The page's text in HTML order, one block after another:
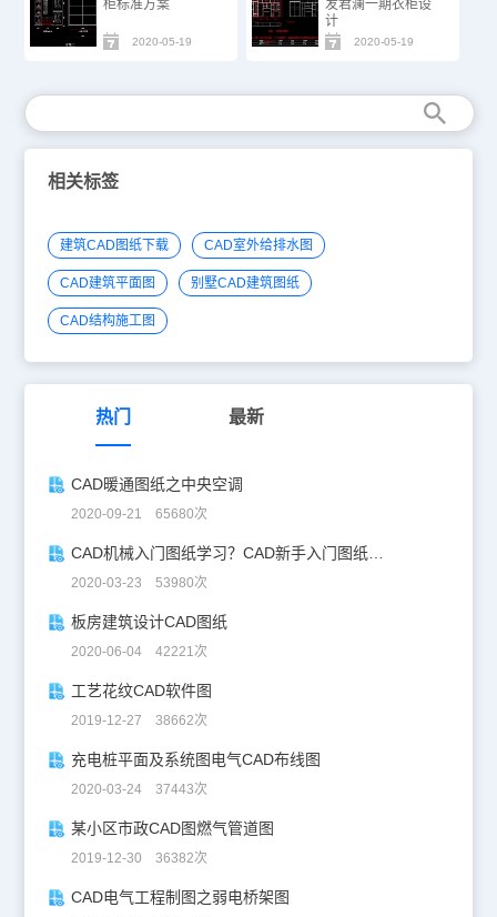
柜标准方案
2020-05-19
发君澜一期衣柜设
计
2020-05-19
相关标签
建筑CAD图纸下载 CAD室外给排水图
CAD建筑平面图 别墅CAD建筑图纸
CAD结构施工图
热门 最新
CAD暖通图纸之中央空调
2020-09-21 65680次
CAD机械入门图纸学习？CAD新手入门图纸练习
2020-03-23 53980次
板房建筑设计CAD图纸
2020-06-04 42221次
工艺花纹CAD软件图
2019-12-27 38662次
充电桩平面及系统图电气CAD布线图
2020-03-24 37443次
某小区市政CAD图燃气管道图
2019-12-30 36382次
CAD电气工程制图之弱电桥架图